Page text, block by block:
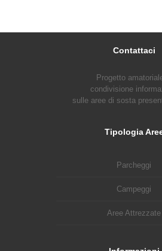
Contattaci
Progetto
condivisione
sulle aree di sosta
Tipologia
Parcheggi
Campeggi
Aree Attrezzate